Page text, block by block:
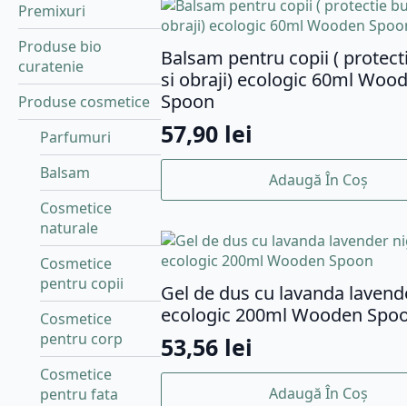
Premixuri
Produse bio
curatenie
Produse cosmetice
Parfumuri
Balsam
Cosmetice
naturale
Cosmetice
pentru copii
Cosmetice
pentru corp
Cosmetice
pentru fata
Balsam pentru copii (
si obraji) ecologic 60ml
Spoon
57,90 lei
Adaugă În Coș
Gel de dus cu lavanda
ecologic 200ml Wooden
53,56 lei
Adaugă În Coș